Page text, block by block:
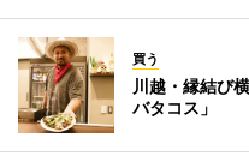
買う
川越・縁結び
バタコス」